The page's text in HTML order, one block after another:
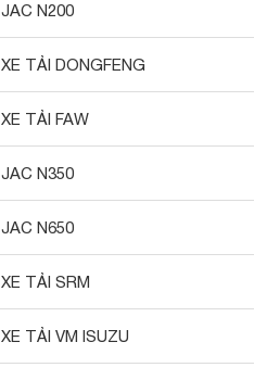
JAC N200
XE TẢI DONGFENG
XE TẢI FAW
JAC N350
JAC N650
XE TẢI SRM
XE TẢI VM ISUZU